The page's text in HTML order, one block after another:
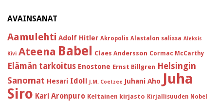
AVAINSANAT
Aamulehti Adolf Hitler Akropolis Alastalon salissa Aleksis
Kivi Ateena Babel Claes Andersson Cormac McCarthy
Elämän tarkoitus Enostone Ernst Billgren Helsingin
Sanomat Hesari Idoli J.M. Coetzee Juhani Aho Juha
Siro Kari Aronpuro Keltainen kirjasto Kirjallisuuden Nobel